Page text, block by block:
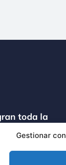
Gestionar
toda la